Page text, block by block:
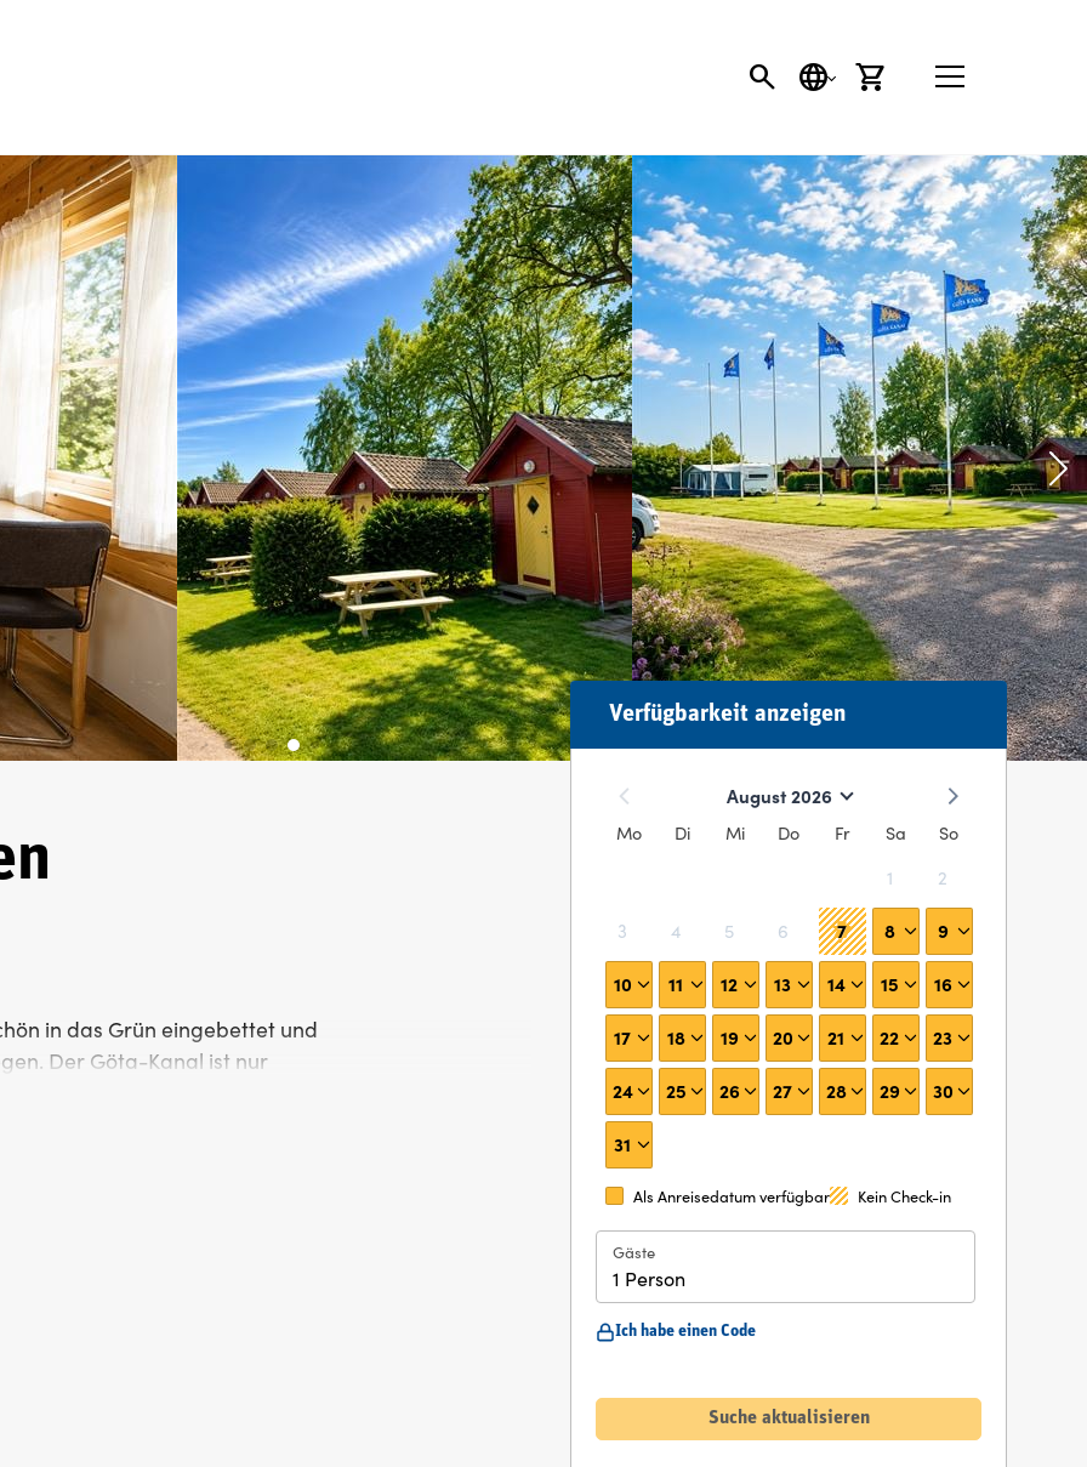
SEARCH BUTTON
SPRACHEEINKAUFSWAGEN
in das Grün eingebettet und
Der Göta-Kanal ist nur
Verfügbarkeit anzeigen
August 2026
Mo Di Mi Do Fr Sa
So
1
2
3 4 5 6 7 8 9
10 11 12 13 14 15 16
17 18 19 20 21 22 23
24 25 26 27 28 29 30
31
Als Anreisedatum verfügbar Kein Check-in
Gäste
1 Person
Ich habe einen Code
Suche aktualisieren